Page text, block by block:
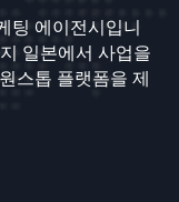
팅 에이전시입니
일본에서 사업을
스톱 플랫폼을 제